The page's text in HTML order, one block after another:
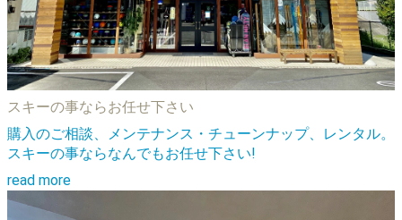
スキーの事ならお任せ下さい
購入のご相談、メンテナンス・チューンナップ、レンタル。
スキーの事ならなんでもお任せ下さい!
read more